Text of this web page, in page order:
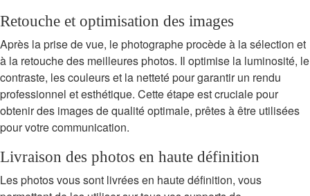
Retouche et optimisation des images
Après la prise de vue, le photographe procède à la sélection et
à la retouche des meilleures photos. Il optimise la luminosité, le
contraste, les couleurs et la netteté pour garantir un rendu
professionnel et esthétique. Cette étape est cruciale pour
obtenir des images de qualité optimale, prêtes à être utilisées
pour votre communication.
Livraison des photos en haute définition
Les photos vous sont livrées en haute définition, vous